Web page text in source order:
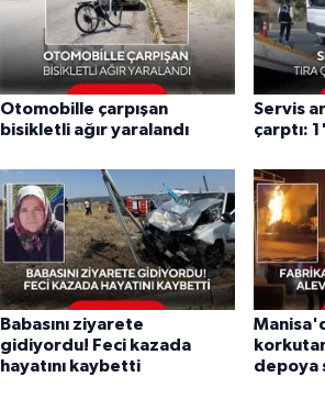
Otomobille çarpışan
bisikletli ağır yaralandı
Servis
çarptı:
Babasını ziyarete
gidiyordu! Feci kazada
hayatını kaybetti
depoya